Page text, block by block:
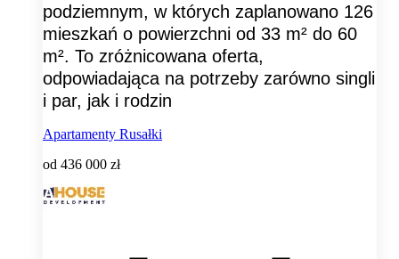
podziemnym, w których zaplanowano 126
mieszkań o powierzchni od 33 m² do 60
m². To zróżnicowana oferta,
odpowiadająca na potrzeby zarówno singli
i par, jak i rodzin
Apartamenty Rusałki
od 436 000 zł